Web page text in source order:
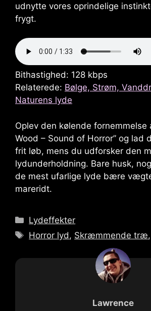
udnytte vores oprindelige
frygt.
Bithastighed: 128 kbps
Relaterede: Bølge, Strøm,
Naturens lyde
Oplev den kølende fornemmelse
Wood – Sound of Horror” og lad
frit løb, mens du udforsker den
lydunderholdning. Bare husk,
de mest ufarlige lyde bære
mareridt.
Kategorier
Lydeffekter
Tags
Horror lyd, Skræmmende træ
Lawrence